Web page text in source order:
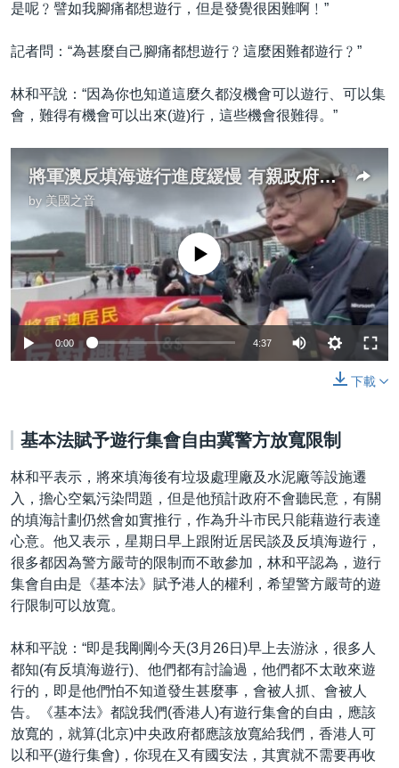
是呢﹖譬如我腳痛都想遊行，但是發覺很困難啊﹗”
記者問：“為甚麼自己腳痛都想遊行﹖這麼困難都遊行﹖”
林和平說：“因為你也知道這麼久都沒機會可以遊行、可以集
會，難得有機會可以出來(遊)行，這些機會很難得。”
將軍澳反填海遊行進度緩慢 有親政府人士首次遊行
by 美國之音
No media source currently available
0:00 4:37
下載
基本法賦予遊行集會自由冀警方放寬限制
林和平表示，將來填海後有垃圾處理廠及水泥廠等設施遷
入，擔心空氣污染問題，但是他預計政府不會聽民意，有關
的填海計劃仍然會如實推行，作為升斗市民只能藉遊行表達
心意。他又表示，星期日早上跟附近居民談及反填海遊行，
很多都因為警方嚴苛的限制而不敢參加，林和平認為，遊行
集會自由是《基本法》賦予港人的權利，希望警方嚴苛的遊
行限制可以放寬。
林和平說：“即是我剛剛今天(3月26日)早上去游泳，很多人
都知(有反填海遊行)、他們都有討論過，他們都不太敢來遊
行的，即是他們怕不知道發生甚麼事，會被人抓、會被人
告。《基本法》都說我們(香港人)有遊行集會的自由，應該
放寬的，就算(北京)中央政府都應該放寬給我們，香港人可
以和平(遊行集會)，你現在又有國安法，其實就不需要再收